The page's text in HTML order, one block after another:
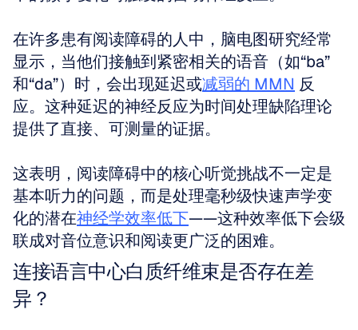
在许多患有阅读障碍的人中，脑电图研究经常
显示，当他们接触到紧密相关的语音（如“ba”
和“da”）时，会出现延迟或减弱的 MMN 反
应。这种延迟的神经反应为时间处理缺陷理论
提供了直接、可测量的证据。
这表明，阅读障碍中的核心听觉挑战不一定是
基本听力的问题，而是处理毫秒级快速声学变
化的潜在神经学效率低下——这种效率低下会级
联成对音位意识和阅读更广泛的困难。
连接语言中心白质纤维束是否存在差
异？